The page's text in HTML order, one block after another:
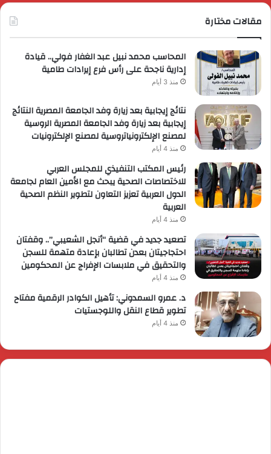
مقالات مختارة
المحاسب محمد نبيل عبد الغفار فولي.. قيادة
إدارية ناجحة على رأس فرع إيرادات طامية
منذ 3 أيام
نتائج إيجابية بعد زيارة وفد الجامعة المصرية النتائج
إيجابية بعد زيارة وفد الجامعة المصرية الروسية
لمصنع الإلكترونياتروسية لمصنع الإلكترونيات
منذ 4 أيام
رئيس المكتب التنفيذي للمجلس العربي
للاختصاصات الصحية يبحث مع الأمين العام لجامعة
الدول العربية تعزيز التعاون لتطوير النظم الصحية
العربية
منذ 4 أيام
تصعيد جديد في قضية “أنجل الشعيبي”.. وقفتان
احتجاجيتان بعدن تطالبان بإعادة متهمة للسجن
والتحقيق في ملابسات الإفراج عن المحكومين
منذ 4 أيام
د. عمرو السمدوني: تأهيل الكوادر الرقمية مفتاح
تطوير قطاع النقل واللوجستيات
منذ 4 أيام